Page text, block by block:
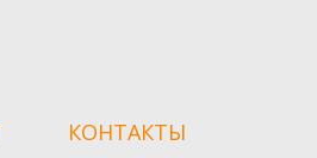
КОНТАКТЫ